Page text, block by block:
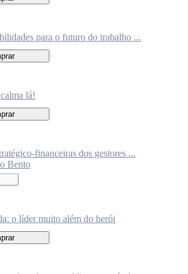
para o futuro do trabalho ...
lá!
financeiras dos gestores ...
Bento
o líder muito além do herói